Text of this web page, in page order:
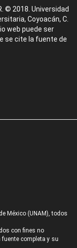
© 2018. Universidad
Coyoacán, C.
web puede ser
se cite la fuente de
México (UNAM), todos
con fines no
completa y su